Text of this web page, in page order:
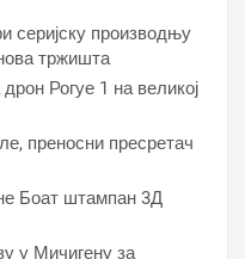
серијску производњу
тржишта
Рогуе 1 на великој
преносни пресретач
Боат штампан 3Д
у Мичигену за